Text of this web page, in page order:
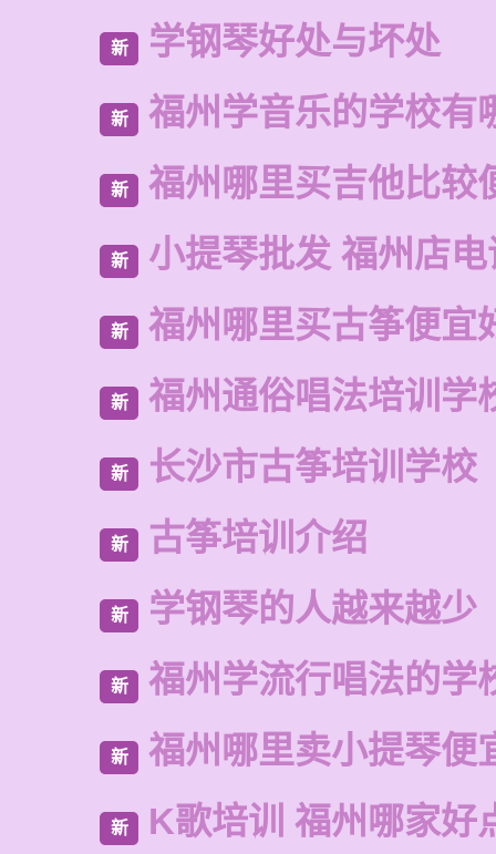
新 学钢琴好处与坏处
新 福州学音乐的学校有
新 福州哪里买吉他比较
新 小提琴批发 福州店
新 福州哪里买古筝便宜
新 福州通俗唱法培训学
新 长沙市古筝培训学校
新 古筝培训介绍
新 学钢琴的人越来越少
新 福州学流行唱法的学
新 福州哪里卖小提琴便
新 K歌培训 福州哪家好